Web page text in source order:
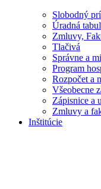
Slobodný
Úradná
Zmluvy,
Tlačivá
Správne a
Program
Rozpočet a
Všeobecne
Zápisnice a
Zmluvy a
Inštitúcie